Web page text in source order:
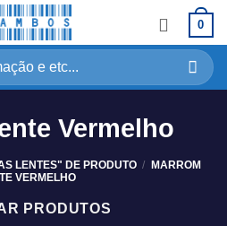
0
Vermelho
LENTES" DE PRODUTO / MARROM
VERMELHO
PRODUTOS